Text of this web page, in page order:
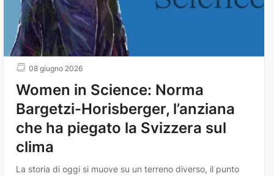
08 giugno 2026
Women in Science: Norma
Bargetzi-Horisberger, l’anziana
che ha piegato la Svizzera sul
clima
La storia di oggi si muove su un terreno diverso, il punto